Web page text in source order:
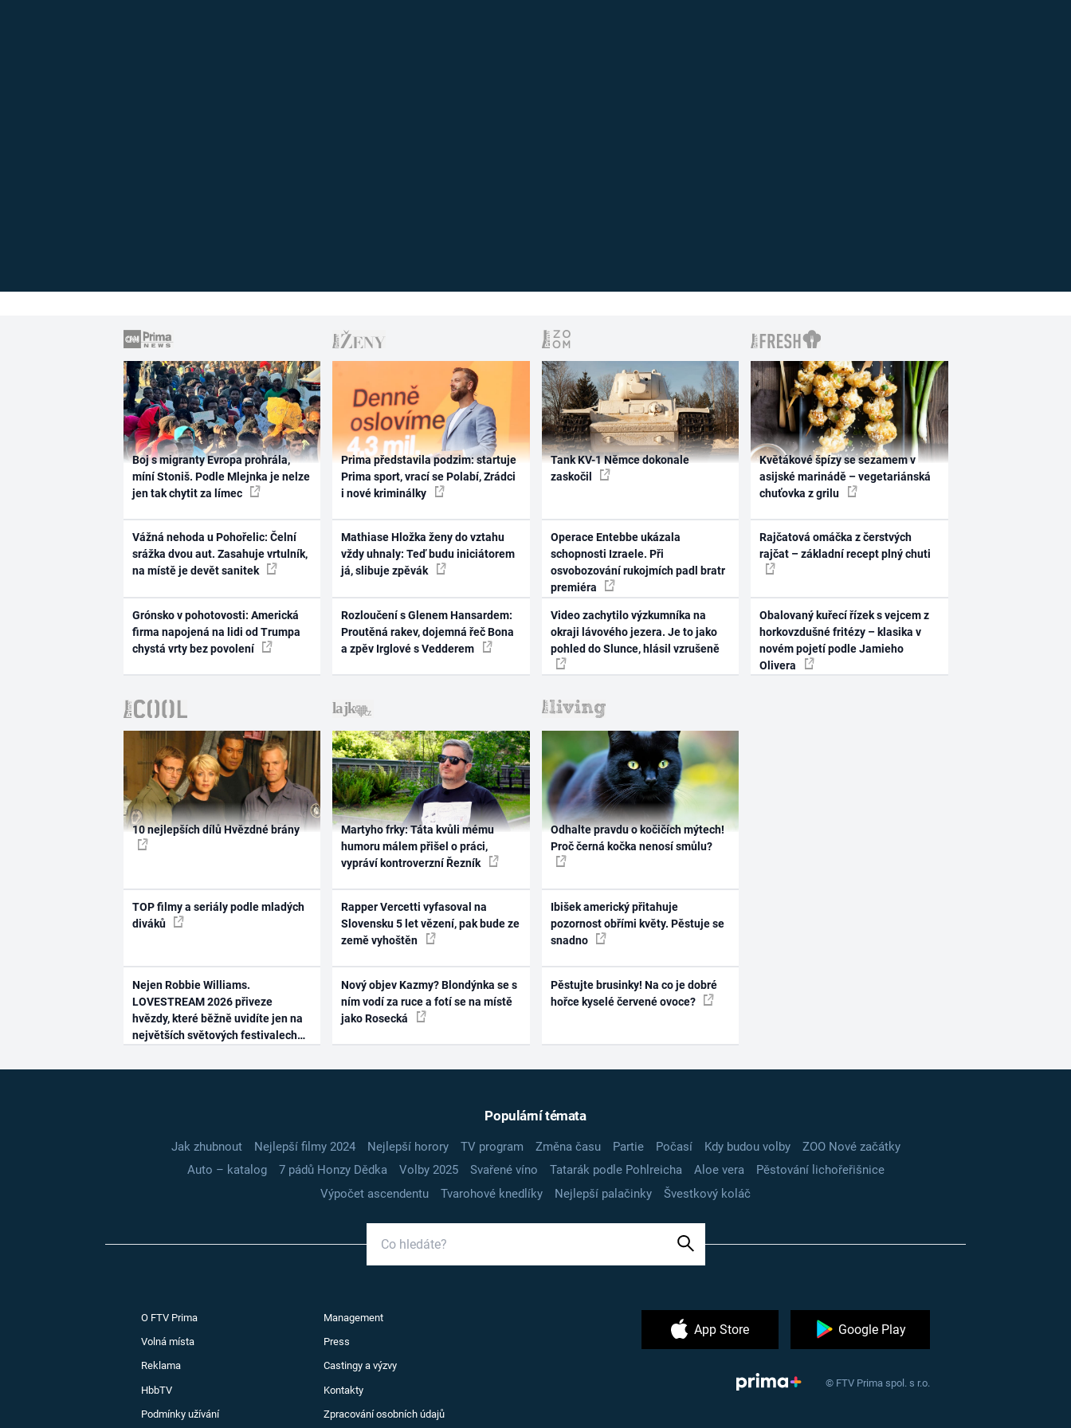
Boj s migranty Evropa prohrála,
míní Stoniš. Podle Mlejnka je nelze
jen tak chytit za límec
Vážná nehoda u Pohořelic: Čelní
srážka dvou aut. Zasahuje vrtulník,
na místě je devět sanitek
Grónsko v pohotovosti: Americká
firma napojená na lidi od Trumpa
chystá vrty bez povolení
Prima představila podzim: startuje
Prima sport, vrací se Polabí, Zrádci
i nové kriminálky
Mathiase Hložka ženy do vztahu
vždy uhnaly: Teď budu iniciátorem
já, slibuje zpěvák
Rozloučení s Glenem Hansardem:
Proutěná rakev, dojemná řeč Bona
a zpěv Irglové s Vedderem
Tank KV-1 Němce dokonale
zaskočil
Operace Entebbe ukázala
schopnosti Izraele. Při
osvobozování rukojmích padl bratr
premiéra
Video zachytilo výzkumníka na
okraji lávového jezera. Je to jako
pohled do Slunce, hlásil vzrušeně
Květákové špízy se sezamem v
asijské marinádě – vegetariánská
chuťovka z grilu
Rajčatová omáčka z čerstvých
rajčat – základní recept plný chuti
Obalovaný kuřecí řízek s vejcem z
horkovzdušné fritézy – klasika v
novém pojetí podle Jamieho
Olivera
10 nejlepších dílů Hvězdné brány
TOP filmy a seriály podle mladých
diváků
Nejen Robbie Williams.
LOVESTREAM 2026 přiveze
hvězdy, které běžně uvidíte jen na
největších světových festivalech
Martyho frky: Táta kvůli mému
humoru málem přišel o práci,
vypráví kontroverzní Řezník
Rapper Vercetti vyfasoval na
Slovensku 5 let vězení, pak bude ze
země vyhoštěn
Nový objev Kazmy? Blondýnka se s
ním vodí za ruce a fotí se na místě
jako Rosecká
Odhalte pravdu o kočičích mýtech!
Proč černá kočka nenosí smůlu?
Ibišek americký přitahuje
pozornost obřími květy. Pěstuje se
snadno
Pěstujte brusinky! Na co je dobré
hořce kyselé červené ovoce?
Populární témata
Jak zhubnout Nejlepší filmy 2024 Nejlepší horory TV program Změna času Partie Počasí Kdy budou volby
ZOO Nové začátky
Auto – katalog
7 pádů Honzy Dědka Volby 2025 Svařené víno Tatarák podle Pohlreicha Aloe vera
Pěstování lichořeřišnice
Výpočet ascendentu
Tvarohové knedlíky Nejlepší palačinky Švestkový koláč
O FTV Prima Management
Volná místa Press
Reklama Castingy a výzvy
HbbTV Kontakty
Podmínky užívání Zpracování osobních údajů
App Store Google Play
© FTV Prima spol. s r.o.